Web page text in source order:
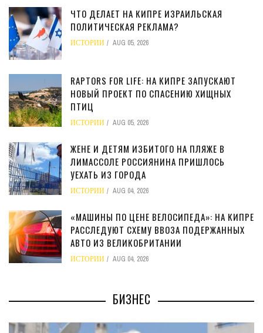
ЧТО ДЕЛАЕТ НА КИПРЕ ИЗРАИЛЬСКАЯ
ПОЛИТИЧЕСКАЯ РЕКЛАМА?
ИСТОРИИ AUG 05, 2026
RAPTORS FOR LIFE: НА КИПРЕ ЗАПУСКАЮТ
НОВЫЙ ПРОЕКТ ПО СПАСЕНИЮ ХИЩНЫХ
ПТИЦ
ИСТОРИИ AUG 05, 2026
ЖЕНЕ И ДЕТЯМ ИЗБИТОГО НА ПЛЯЖЕ В
ЛИМАССОЛЕ РОССИЯНИНА ПРИШЛОСЬ
УЕХАТЬ ИЗ ГОРОДА
ИСТОРИИ AUG 04, 2026
«МАШИНЫ ПО ЦЕНЕ ВЕЛОСИПЕДА»: НА КИПРЕ
РАССЛЕДУЮТ СХЕМУ ВВОЗА ПОДЕРЖАННЫХ
АВТО ИЗ ВЕЛИКОБРИТАНИИ
ИСТОРИИ AUG 04, 2026
БИЗНЕС